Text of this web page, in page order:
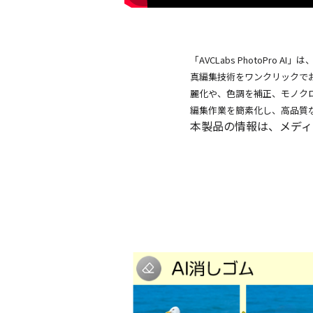
「AVCLabs PhotoPro AI」
真編集技術をワンクリック
麗化や、色調を補正、モノク
編集作業を簡素化し、高品質
本製品の情報は、メデ